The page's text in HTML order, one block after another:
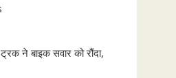
ने बाइक सवार को रौंदा,